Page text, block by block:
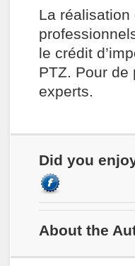
La
le crédit
PTZ. Pour
experts.
Did you
About the